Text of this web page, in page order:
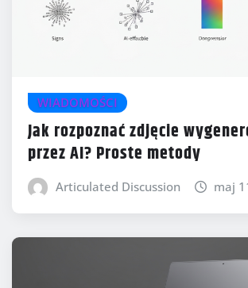
WIADOMOŚCI
Jak rozpoznać zdjęcie
przez AI? Proste metody
Articulated Discussion maj